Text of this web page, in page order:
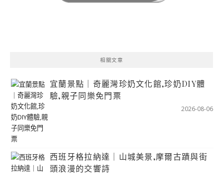
相關文章
宜蘭景點｜奇麗灣珍奶文化館,珍奶DIY體
驗,親子同樂免門票
2026-08-06
西班牙格拉納達｜山城美景,摩爾古蹟與街
頭浪漫的交響詩